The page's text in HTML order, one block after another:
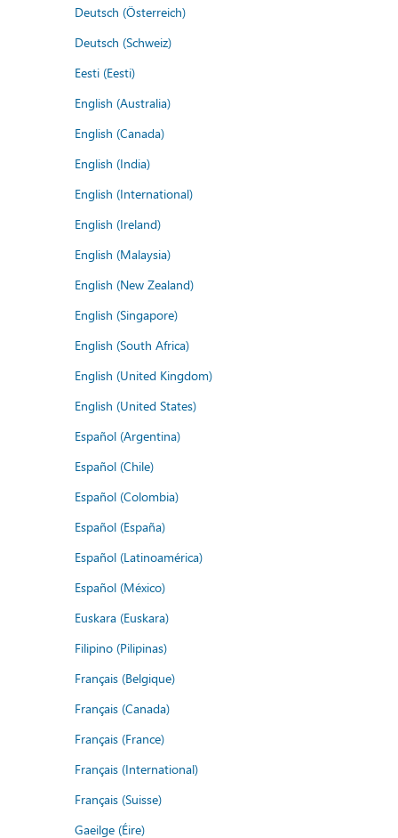
Deutsch (Österreich)
Deutsch (Schweiz)
Eesti (Eesti)
English (Australia)
English (Canada)
English (India)
English (International)
English (Ireland)
English (Malaysia)
English (New Zealand)
English (Singapore)
English (South Africa)
English (United Kingdom)
English (United States)
Español (Argentina)
Español (Chile)
Español (Colombia)
Español (España)
Español (Latinoamérica)
Español (México)
Euskara (Euskara)
Filipino (Pilipinas)
Français (Belgique)
Français (Canada)
Français (France)
Français (International)
Français (Suisse)
Gaeilge (Éire)